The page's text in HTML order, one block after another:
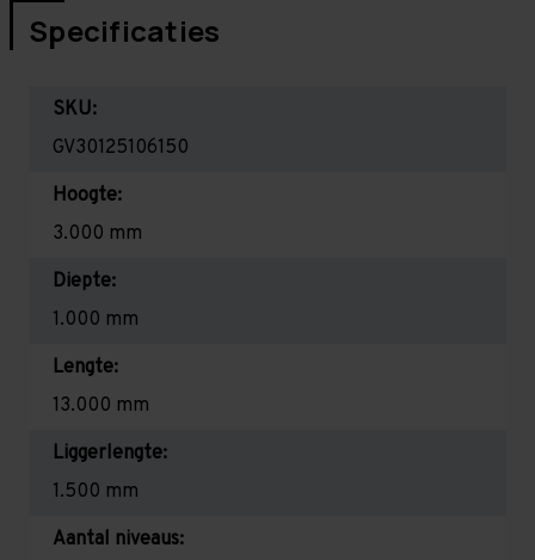
Specificaties
SKU:
GV30125106150
Hoogte:
3.000 mm
Diepte:
1.000 mm
Lengte:
13.000 mm
Liggerlengte:
1.500 mm
Aantal niveaus: